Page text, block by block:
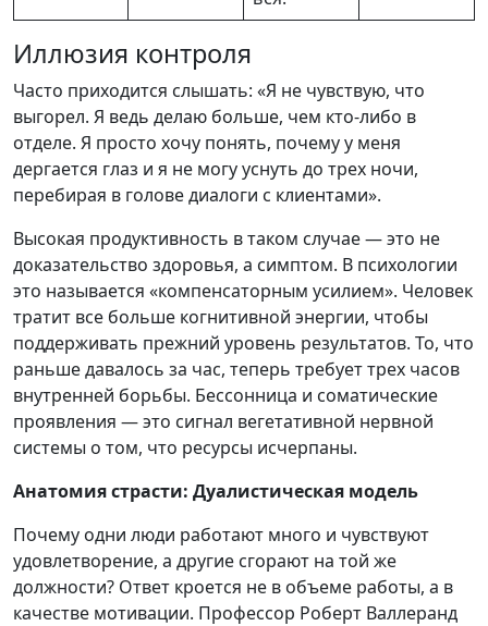
Иллюзия контроля
Часто приходится слышать: «Я не чувствую, что
выгорел. Я ведь делаю больше, чем кто-либо в
отделе. Я просто хочу понять, почему у меня
дергается глаз и я не могу уснуть до трех ночи,
перебирая в голове диалоги с клиентами».
Высокая продуктивность в таком случае — это не
доказательство здоровья, а симптом. В психологии
это называется «компенсаторным усилием». Человек
тратит все больше когнитивной энергии, чтобы
поддерживать прежний уровень результатов. То, что
раньше давалось за час, теперь требует трех часов
внутренней борьбы. Бессонница и соматические
проявления — это сигнал вегетативной нервной
системы о том, что ресурсы исчерпаны.
Анатомия страсти: Дуалистическая модель
Почему одни люди работают много и чувствуют
удовлетворение, а другие сгорают на той же
должности? Ответ кроется не в объеме работы, а в
качестве мотивации. Профессор Роберт Валлеранд